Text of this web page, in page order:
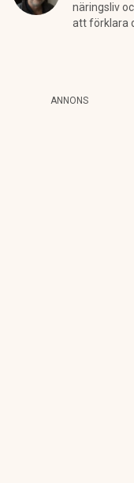
näringsliv
att förklara
ANNONS